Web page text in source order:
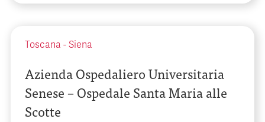
Toscana - Siena
Azienda Ospedaliero Universitaria
Senese – Ospedale Santa Maria alle
Scotte